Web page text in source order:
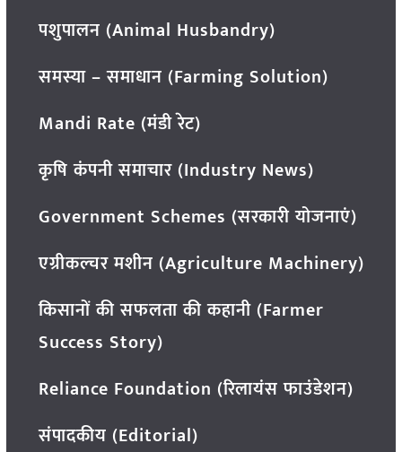
पशुपालन (Animal Husbandry)
समस्या – समाधान (Farming Solution)
Mandi Rate (मंडी रेट)
कृषि कंपनी समाचार (Industry News)
Government Schemes (सरकारी योजनाएं)
एग्रीकल्चर मशीन (Agriculture Machinery)
किसानों की सफलता की कहानी (Farmer
Success Story)
Reliance Foundation (रिलायंस फाउंडेशन)
संपादकीय (Editorial)